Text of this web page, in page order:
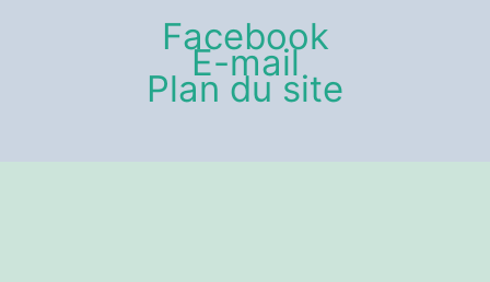
Facebook
E-mail
Plan du site